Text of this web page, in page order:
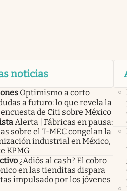
noticias
Optimismo a corto
a futuro: lo que revela la
de Citi sobre México
Alerta | Fábricas en pausa:
sobre el T-MEC congelan la
industrial en México,
KPMG
¿Adiós al cash? El cobro
en las tienditas dispara
impulsado por los jóvenes